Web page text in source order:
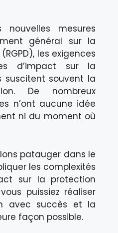
nouvelles mesures
général sur la
les exigences
d’impact sur la
suscitent souvent la
De nombreux
n’ont aucune idée
ni du moment où
patauger dans le
les complexités
sur la protection
puissiez réaliser
avec succès et la
façon possible.